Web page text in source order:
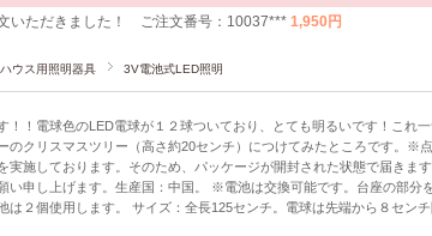
ハウス用照明器具 3V電池式LED照明
！！電球色のLED電球が１２球ついており、とても明るいです！これ
のクリスマスツリー（高さ約20センチ）につけてみたところです。※
実施しております。そのため、パッケージが開封された状態で届きま
い申し上げます。生産国：中国。 ※電池は交換可能です。台座の部分
は２個使用します。 サイズ：全長125センチ。電球は先端から８セン